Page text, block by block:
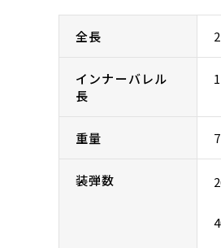
全長
インナーバレル
長
重量
装弾数